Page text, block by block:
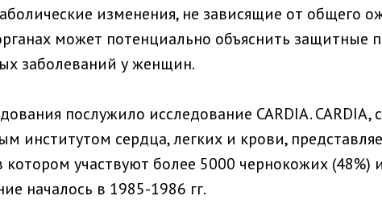
изменения, не зависящие от общего
может потенциально объяснить защитные
заболеваний у женщин.
послужило исследование CARDIA.
институтом сердца, легких и крови,
котором участвуют более 5000 чернокожих
началось в 1985-1986 гг.